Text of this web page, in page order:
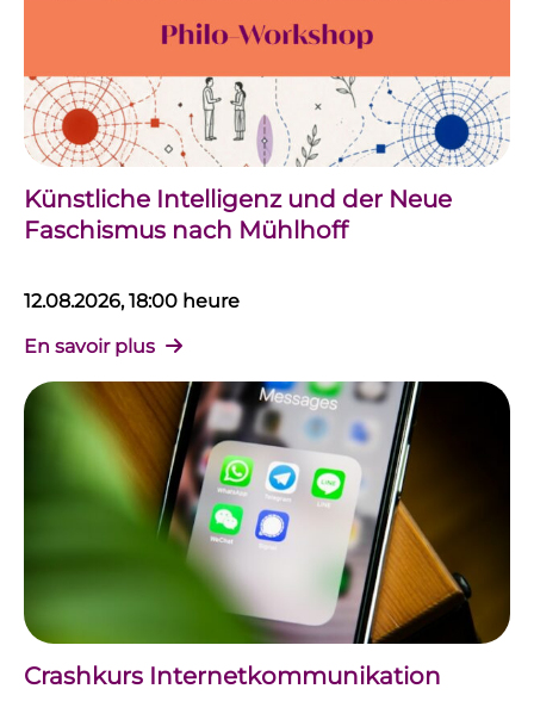
Künstliche Intelligenz und der Neue
Faschismus nach Mühlhoff
12.08.2026, 18:00 heure
En savoir plus
Crashkurs Internetkommunikation